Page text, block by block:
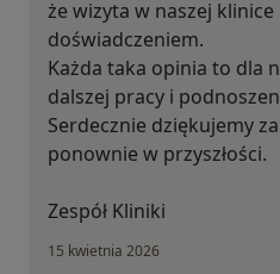
że wizyta w naszej
doświadczeniem.
Każda taka opinia to dla
dalszej pracy i
Serdecznie dziękujemy
ponownie w przyszłości.
Zespół Kliniki
15 kwietnia 2026